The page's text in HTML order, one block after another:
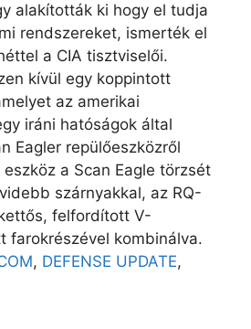
alakították ki hogy el tudja
rendszereket, ismerték el
a CIA tisztviselői.
kívül egy koppintott
az amerikai
iráni hatóságok által
Eagler repülőeszközről
a Scan Eagle törzsét
szárnyakkal, az RQ-
felfordított V-
farokrészével kombinálva.
, DEFENSE UPDATE,